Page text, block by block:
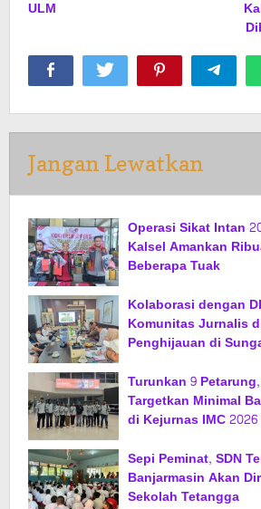
ULM
Jangan Lewatkan
Operasi Sikat Intan
Kalsel Amankan
Beberapa Tuak
Kolaborasi dengan
Komunitas Jurnalis
Penghijauan di
Turunkan 9
Targetkan Minimal
di Kejurnas IMC 2026
Sepi Peminat, SDN
Banjarmasin Akan
Sekolah Tetangga